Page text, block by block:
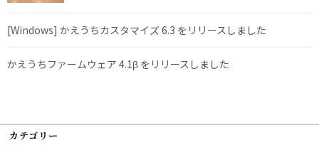
[Windows] かえうちカスタマイズ 6.3 をリリースしました
かえうちファームウェア 4.1β をリリースしました
カテゴリー